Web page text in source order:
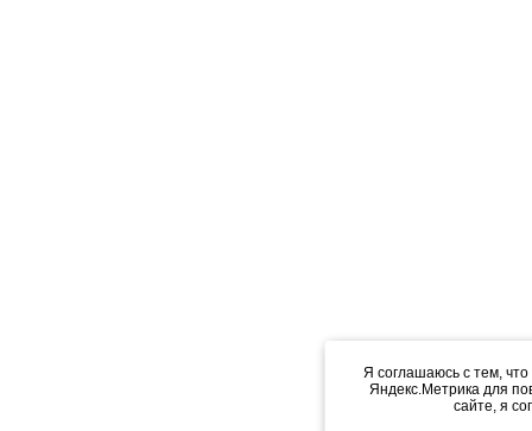
Я соглашаюсь с тем,
Яндекс.Метрика для
сайте, я